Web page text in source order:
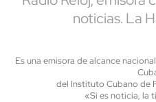
noticias. La
Es una emisora de alcance
del Instituto Cubano de
«Si es noticia, la